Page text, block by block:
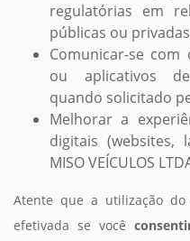
regulatórias em
públicas ou
Comunicar-se
ou aplicativos
quando solicitado
Melhorar a
digitais (websites,
MISO VEÍCULOS
Atente que a utilização
efetivada se você